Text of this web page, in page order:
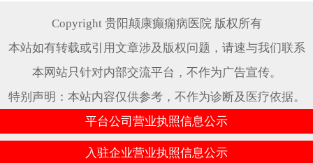
Copyright 贵阳颠康癫痫病医院 版权所有
本站如有转载或引用文章涉及版权问题，请速与我们联系
本网站只针对内部交流平台，不作为广告宣传。
特别声明：本站内容仅供参考，不作为诊断及医疗依据。
平台公司营业执照信息公示
入驻企业营业执照信息公示